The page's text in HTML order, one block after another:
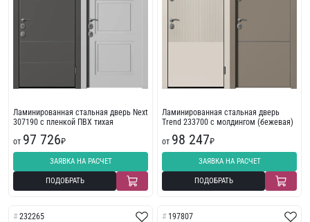
Ламинированная стальная дверь Next
307190 с пленкой ПВХ тихая
от 97 726₽
ЗАЯВКА НА РАСЧЕТ
ПОДОБРАТЬ
Ламинированная стальная дверь
Trend 233700 с молдингом (бежевая)
от 98 247₽
ЗАЯВКА НА РАСЧЕТ
ПОДОБРАТЬ
232265 197807